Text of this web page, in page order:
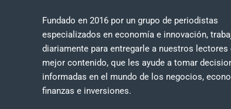
Fundado en 2016 por un grupo de periodistas
especializados en economía e innovación,
diariamente para entregarle a nuestros lectores
mejor contenido, que les ayude a tomar
informadas en el mundo de los negocios,
finanzas e inversiones.